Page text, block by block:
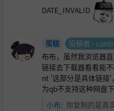
DATE_INVALID
蛋糕 投稿者 -
布布，虽然我浏览器
链接去下载器看看能
nt '这部分是具体链接
为qb不支持这种网盘
小布: 你复制的是真